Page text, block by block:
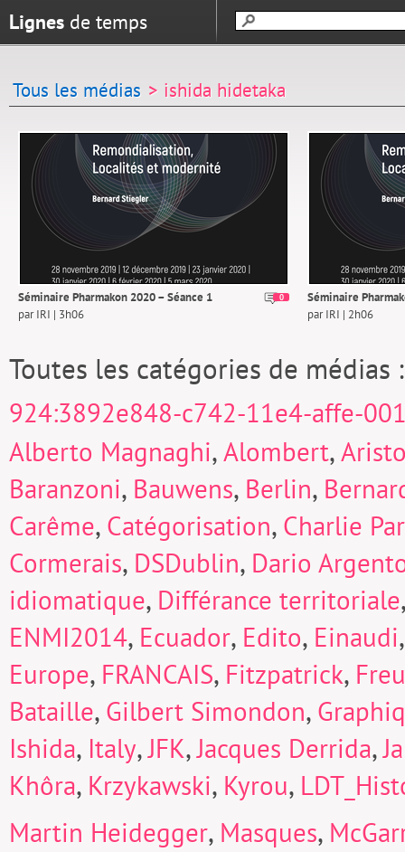
Lignes de temps
Tous les médias > ishida hidetaka
0
Séminaire Pharmakon 2020 – Séance 1
par IRI | 3h06
Séminaire
par IRI | 2h06
Toutes les catégories de médias
924:3892e848-c742-11e4-affe-
Alberto Magnaghi,Alombert,
Baranzoni, Bauwens, Berlin,
Carême, Catégorisation, Charlie
Cormerais, DSDublin, Dario
idiomatique, Différance territoriale
ENMI2014, Ecuador, Edito, Einaudi
Europe, FRANCAIS, Fitzpatrick,
Bataille, Gilbert Simondon,
Ishida, Italy,JFK,Jacques Derrida,
Khôra, Krzykawski, Kyrou,
Martin Heidegger, Masques,